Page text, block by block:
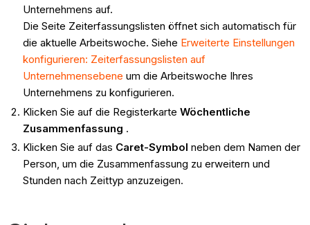
Unternehmens auf.
Die Seite Zeiterfassungslisten öffnet sich automatisch für
die aktuelle Arbeitswoche. Siehe Erweiterte Einstellungen
konfigurieren: Zeiterfassungslisten auf
Unternehmensebene um die Arbeitswoche Ihres
Unternehmens zu konfigurieren.
Klicken Sie auf die Registerkarte Wöchentliche
Zusammenfassung .
Klicken Sie auf das Caret-Symbol neben dem Namen der
Person, um die Zusammenfassung zu erweitern und
Stunden nach Zeittyp anzuzeigen.